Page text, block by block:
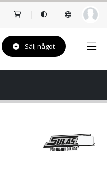
Sälj något